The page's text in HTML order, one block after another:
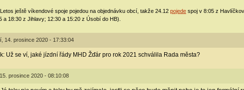
ještě víkendové spoje pojedou na objednávku obcí, takže 24.12 pojede spoj v 8:05 z
a 18:30 z Jihlavy; 12:30 a 15:20 z Úsobí do HB).
14. prosince 2020 - 17:33:04
Už se ví, jaké jízdní řády MHD Žďár pro rok 2021 schválila Rada města?
prosince 2020 - 08:10:08